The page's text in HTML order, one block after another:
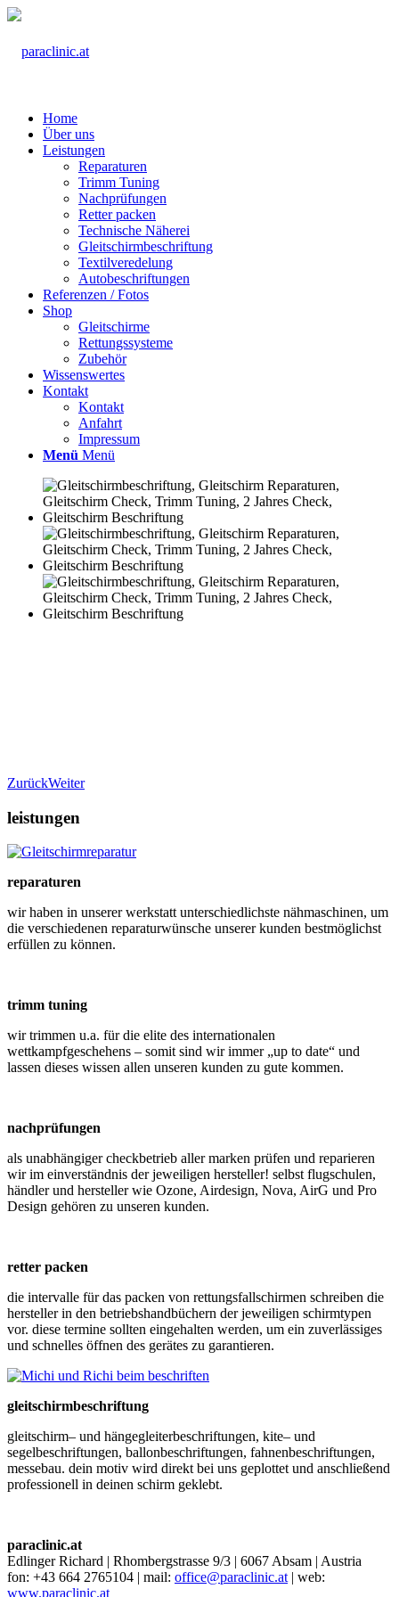
Home
Über uns
Leistungen
Reparaturen
Trimm Tuning
Nachprüfungen
Retter packen
Technische Näherei
Gleitschirmbeschriftung
Textilveredelung
Autobeschriftungen
Referenzen / Fotos
Shop
Gleitschirme
Rettungssysteme
Zubehör
Wissenswertes
Kontakt
Kontakt
Anfahrt
Impressum
Menü Menü
ZurückWeiter
leistungen
reparaturen
wir haben in unserer werkstatt unterschiedlichste nähmaschinen, um
die verschiedenen reparaturwünsche unserer kunden bestmöglichst
erfüllen zu können.
trimm tuning
wir trimmen u.a. für die elite des internationalen
wettkampfgeschehens – somit sind wir immer „up to date“ und
lassen dieses wissen allen unseren kunden zu gute kommen.
nachprüfungen
als unabhängiger checkbetrieb aller marken prüfen und reparieren
wir im einverständnis der jeweiligen hersteller! selbst flugschulen,
händler und hersteller wie Ozone, Airdesign, Nova, AirG und Pro
Design gehören zu unseren kunden.
retter packen
die intervalle für das packen von rettungsfallschirmen schreiben die
hersteller in den betriebshandbüchern der jeweiligen schirmtypen
vor. diese termine sollten eingehalten werden, um ein zuverlässiges
und schnelles öffnen des gerätes zu garantieren.
gleitschirmbeschriftung
gleitschirm– und hängegleiterbeschriftungen, kite– und
segelbeschriftungen, ballonbeschriftungen, fahnenbeschriftungen,
messebau. dein motiv wird direkt bei uns geplottet und anschließend
professionell in deinen schirm geklebt.
paraclinic.at
Edlinger Richard | Rhombergstrasse 9/3 | 6067 Absam | Austria
fon: +43 664 2765104 | mail: office@paraclinic.at| web:
www.paraclinic.at